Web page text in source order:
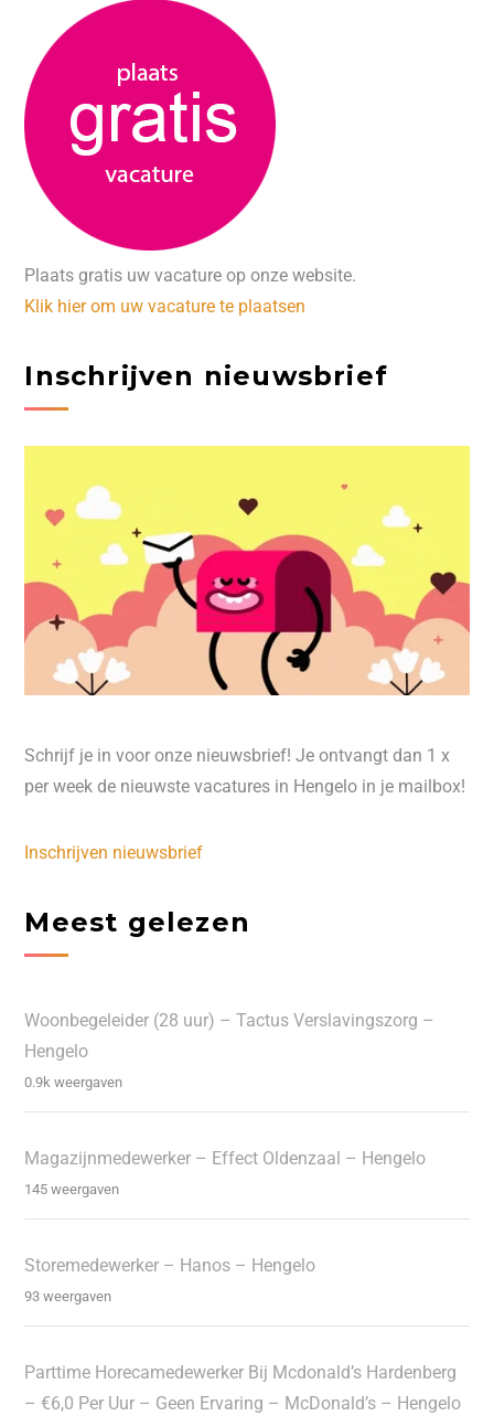
Plaats gratis uw vacature op onze website.
Klik hier om uw vacature te plaatsen
Inschrijven nieuwsbrief
Schrijf je in voor onze nieuwsbrief! Je ontvangt dan 1 x
per week de nieuwste vacatures in Hengelo in je mailbox!
Inschrijven nieuwsbrief
Meest gelezen
Woonbegeleider (28 uur) – Tactus Verslavingszorg –
Hengelo
0.9k weergaven
Magazijnmedewerker – Effect Oldenzaal – Hengelo
145 weergaven
Storemedewerker – Hanos – Hengelo
93 weergaven
Parttime Horecamedewerker Bij Mcdonald’s Hardenberg
– €6,0 Per Uur – Geen Ervaring – McDonald’s – Hengelo